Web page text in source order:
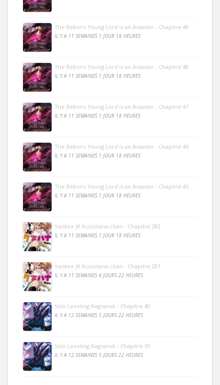
The Reborn Young Lord is an Assassin - Chapitre 49
IL Y A 11 SEMAINES 1 JOUR 18 HEURES
The Reborn Young Lord is an Assassin - Chapitre 48
IL Y A 11 SEMAINES 1 JOUR 18 HEURES
The Reborn Young Lord is an Assassin - Chapitre 47
IL Y A 11 SEMAINES 1 JOUR 18 HEURES
The Reborn Young Lord is an Assassin - Chapitre 46
IL Y A 11 SEMAINES 1 JOUR 18 HEURES
The Reborn Young Lord is an Assassin - Chapitre 45
IL Y A 11 SEMAINES 1 JOUR 18 HEURES
Yankee JK Kuzuhana-chan - Chapitre 282
IL Y A 11 SEMAINES 1 JOUR 18 HEURES
Yankee JK Kuzuhana-chan - Chapitre 281
IL Y A 11 SEMAINES 4 JOURS 22 HEURES
Solo Leveling Ragnarok - Chapitre 40
IL Y A 12 SEMAINES 5 JOURS 22 HEURES
Solo Leveling Ragnarok - Chapitre 39
IL Y A 12 SEMAINES 5 JOURS 22 HEURES